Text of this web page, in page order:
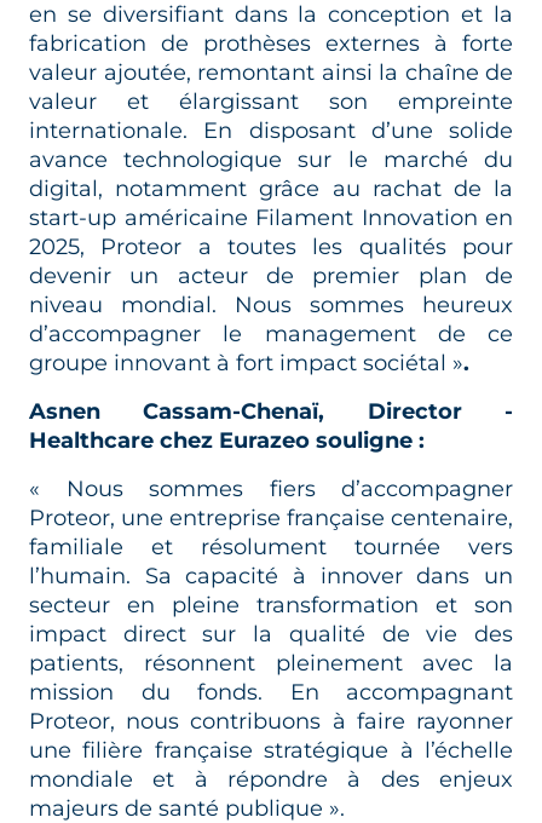
en se diversifiant dans la conception et la
fabrication de prothèses externes à forte
valeur ajoutée, remontant ainsi la chaîne de
valeur et élargissant son empreinte
internationale. En disposant d’une solide
avance technologique sur le marché du
digital, notamment grâce au rachat de la
start-up américaine Filament Innovation en
2025, Proteor a toutes les qualités pour
devenir un acteur de premier plan de
niveau mondial. Nous sommes heureux
d’accompagner le management de ce
groupe innovant à fort impact sociétal ».
Asnen Cassam-Chenaï, Director -
Healthcare chez Eurazeo souligne :
« Nous sommes fiers d’accompagner
Proteor, une entreprise française centenaire,
familiale et résolument tournée vers
l’humain. Sa capacité à innover dans un
secteur en pleine transformation et son
impact direct sur la qualité de vie des
patients, résonnent pleinement avec la
mission du fonds. En accompagnant
Proteor, nous contribuons à faire rayonner
une filière française stratégique à l’échelle
mondiale et à répondre à des enjeux
majeurs de santé publique ».